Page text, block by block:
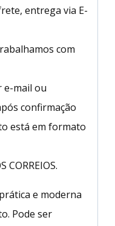
entrega via E-
com
e-mail ou
confirmação
está em formato
CORREIOS.
e moderna
Pode ser